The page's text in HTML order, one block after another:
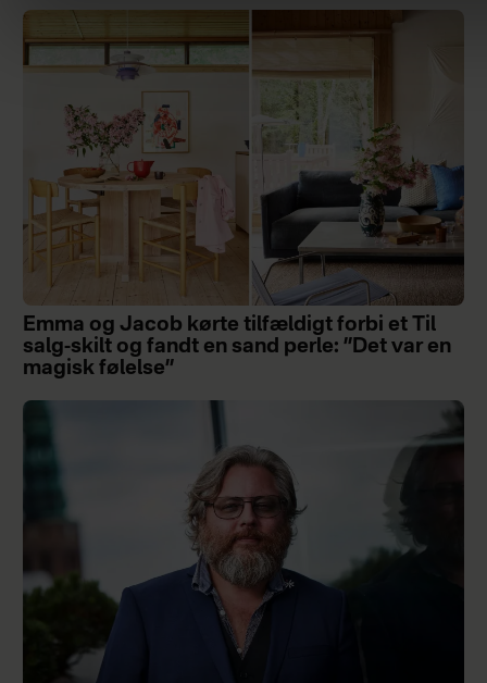
Emma og Jacob kørte tilfældigt forbi et Til
salg-skilt og fandt en sand perle: ”Det var en
magisk følelse”